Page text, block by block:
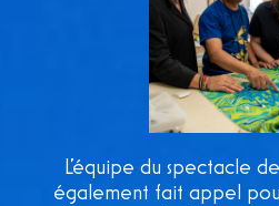
L’équipe du spectacle
également fait appel